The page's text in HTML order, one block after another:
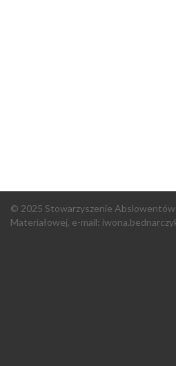
© 2025 Stowarzyszenie
Materiałowej, e-mail: